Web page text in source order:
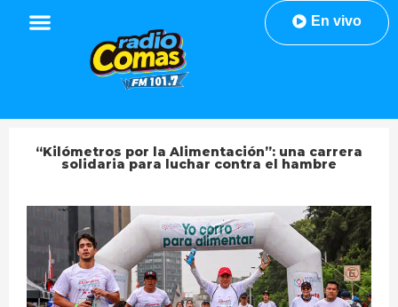
En vivo
“Kilómetros por la Alimentación”: una carrera
solidaria para luchar contra el hambre